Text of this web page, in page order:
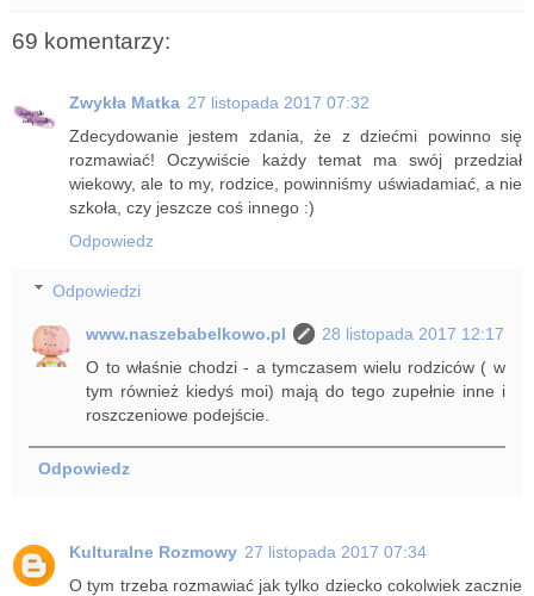
69 komentarzy:
Zwykła Matka 27 listopada 2017 07:32
Zdecydowanie jestem zdania, że z dziećmi powinno się
rozmawiać! Oczywiście każdy temat ma swój przedział
wiekowy, ale to my, rodzice, powinniśmy uświadamiać, a nie
szkoła, czy jeszcze coś innego :)
Odpowiedz
Odpowiedzi
www.naszebabelkowo.pl
28 listopada 2017 12:17
O to właśnie chodzi - a tymczasem wielu rodziców ( w
tym również kiedyś moi) mają do tego zupełnie inne i
roszczeniowe podejście.
Odpowiedz
Kulturalne Rozmowy 27 listopada 2017 07:34
O tym trzeba rozmawiać jak tylko dziecko cokolwiek zacznie